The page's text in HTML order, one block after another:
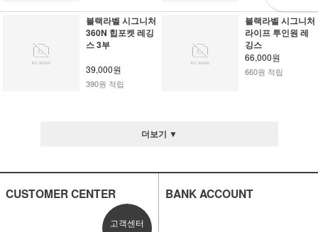
블랙라벨 시그니처
360N 힙포켓 레깅
스 3부
39,000원
390원 적립
블랙라벨 시그니처
라이프 투인원 레
깅스
66,000원
660원 적립
더보기 ▼
CUSTOMER CENTER
고객센터
BANK ACCOUNT